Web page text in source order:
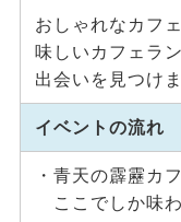
おしゃれなカフ
味しいカフェラ
出会いを見つけ
イベントの流れ
・青天の霹靂カ
ここでしか味わ